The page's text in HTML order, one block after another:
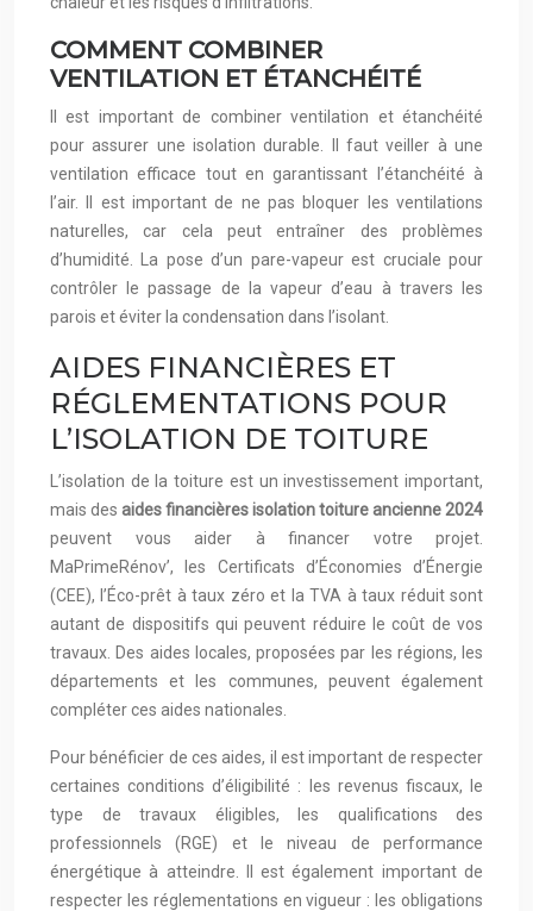
COMMENT COMBINER
VENTILATION ET ÉTANCHÉITÉ
Il est important de combiner ventilation et étanchéité
pour assurer une isolation durable. Il faut veiller à une
ventilation efficace tout en garantissant l’étanchéité à
l’air. Il est important de ne pas bloquer les ventilations
naturelles, car cela peut entraîner des problèmes
d’humidité. La pose d’un pare-vapeur est cruciale pour
contrôler le passage de la vapeur d’eau à travers les
parois et éviter la condensation dans l’isolant.
AIDES FINANCIÈRES ET
RÉGLEMENTATIONS POUR
L’ISOLATION DE TOITURE
L’isolation de la toiture est un investissement important,
mais des aides financières isolation toiture ancienne 2024
peuvent vous aider à financer votre projet.
MaPrimeRénov’, les Certificats d’Économies d’Énergie
(CEE), l’Éco-prêt à taux zéro et la TVA à taux réduit sont
autant de dispositifs qui peuvent réduire le coût de vos
travaux. Des aides locales, proposées par les régions, les
départements et les communes, peuvent également
compléter ces aides nationales.
Pour bénéficier de ces aides, il est important de respecter
certaines conditions d’éligibilité : les revenus fiscaux, le
type de travaux éligibles, les qualifications des
professionnels (RGE) et le niveau de performance
énergétique à atteindre. Il est également important de
respecter les réglementations en vigueur : les obligations